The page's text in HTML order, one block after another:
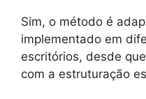
Sim, o método é
implementado em
escritórios, desde
com a estruturação